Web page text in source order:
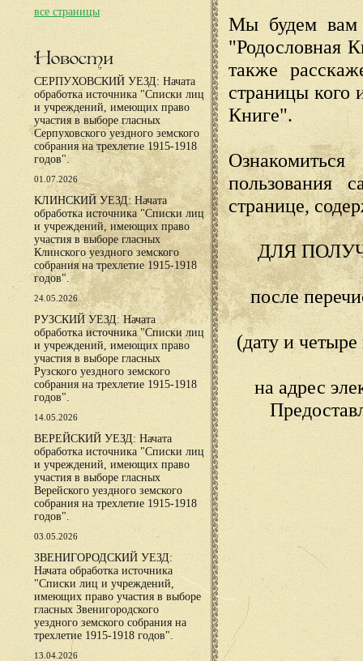
все страницы
Новости
СЕРПУХОВСКИЙ УЕЗД: Начата
обработка источника "Списки лиц
и учреждений, имеющих право
участия в выборе гласных
Серпуховского уездного земского
собрания на трехлетие 1915-1918
годов".
01.07.2026
КЛИНСКИЙ УЕЗД: Начата
обработка источника "Списки лиц
и учреждений, имеющих право
участия в выборе гласных
Клинского уездного земского
собрания на трехлетие 1915-1918
годов".
24.05.2026
РУЗСКИЙ УЕЗД: Начата
обработка источника "Списки лиц
и учреждений, имеющих право
участия в выборе гласных
Рузского уездного земского
собрания на трехлетие 1915-1918
годов".
14.05.2026
ВЕРЕЙСКИЙ УЕЗД: Начата
обработка источника "Списки лиц
и учреждений, имеющих право
участия в выборе гласных
Верейского уездного земского
собрания на трехлетие 1915-1918
годов".
03.05.2026
ЗВЕНИГОРОДСКИЙ УЕЗД:
Начата обработка источника
"Списки лиц и учреждений,
имеющих право участия в выборе
гласных Звенигородского
уездного земского собрания на
трехлетие 1915-1918 годов".
13.04.2026
Мы будем вам
"Родословная
также
страницы кого
Книге".
пользования
странице,
ДЛЯ
после
(дату и
на адрес